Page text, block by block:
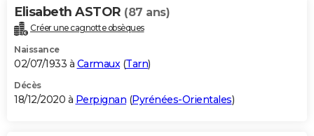
Elisabeth ASTOR (87 ans)
Créer une cagnotte obsèques
Naissance
02/07/1933 à Carmaux(Tarn)
Décès
18/12/2020 à Perpignan (Pyrénées-Orientales)